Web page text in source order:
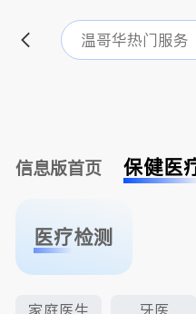
信息版首页 保健医
医疗检测
家庭医生 牙医